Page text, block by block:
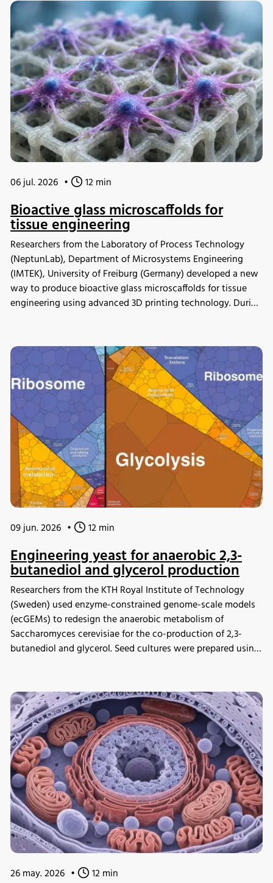
06 jul. 2026 • 12 min
Bioactive glass microscaffolds for
tissue engineering
Researchers from the Laboratory of Process Technology
(NeptunLab), Department of Microsystems Engineering
(IMTEK), University of Freiburg (Germany) developed a new
way to produce bioactive glass microscaffolds for tissue
engineering using advanced 3D printing technology. During
material demonstrated strong bioactivity. The scaffolds
were also shown to be compatible with human
mesenchymal stromal cells and supported osteogenic
differentiation, providing a new platform for studying
scaffold design in tissue engineering.
09 jun. 2026 • 12 min
Engineering yeast for anaerobic 2,3-
butanediol and glycerol production
Researchers from the KTH Royal Institute of Technology
(Sweden) used enzyme-constrained genome-scale models
(ecGEMs) to redesign the anaerobic metabolism of
Saccharomyces cerevisiae for the co-production of 2,3-
butanediol and glycerol. Seed cultures were prepared using
predictions through bioreactor cultivation and proteomic
analysis. The study demonstrated that engineered yeast
cells could achieve high glucose uptake rates by
reallocating cellular resources toward glycolysis,
highlighting the potential of ecGEMs as a powerful tool for
metabolic engineering and strain development.
26 may. 2026 • 12 min